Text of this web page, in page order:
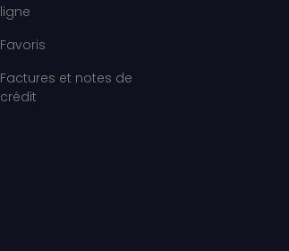
ligne
Favoris
Factures et notes de
crédit